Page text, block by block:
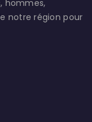
hommes,
notre région pour